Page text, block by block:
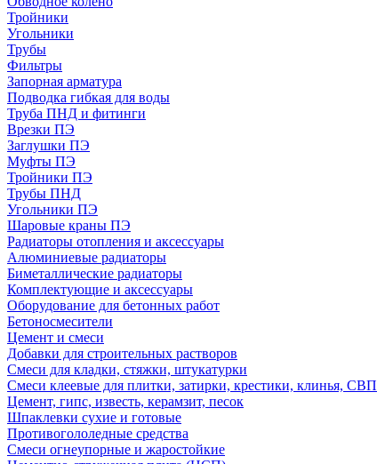
Тройники
Угольники
Трубы
Фильтры
Запорная арматура
Подводка гибкая для воды
Труба ПНД и фитинги
Врезки ПЭ
Заглушки ПЭ
Муфты ПЭ
Тройники ПЭ
Трубы ПНД
Угольники ПЭ
Шаровые краны ПЭ
Радиаторы отопления и аксессуары
Алюминиевые радиаторы
Биметаллические радиаторы
Комплектующие и аксессуары
Оборудование для бетонных работ
Бетоносмесители
Цемент и смеси
Добавки для строительных растворов
Смеси для кладки, стяжки, штукатурки
Смеси клеевые для плитки, затирки, крестики, клинья, СВП
Цемент, гипс, известь, керамзит, песок
Шпаклевки сухие и готовые
Противогололедные средства
Смеси огнеупорные и жаростойкие